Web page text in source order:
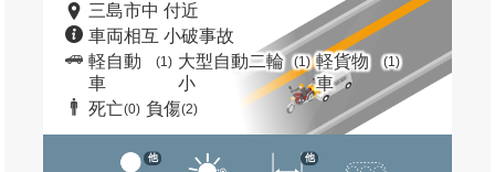
三島市中 付近
車両相互 小破事故
軽自動
車
(1) 大型自動二輪
小
(1) 軽貨物
車
(1)
死亡(0) 負傷(2)
他 他